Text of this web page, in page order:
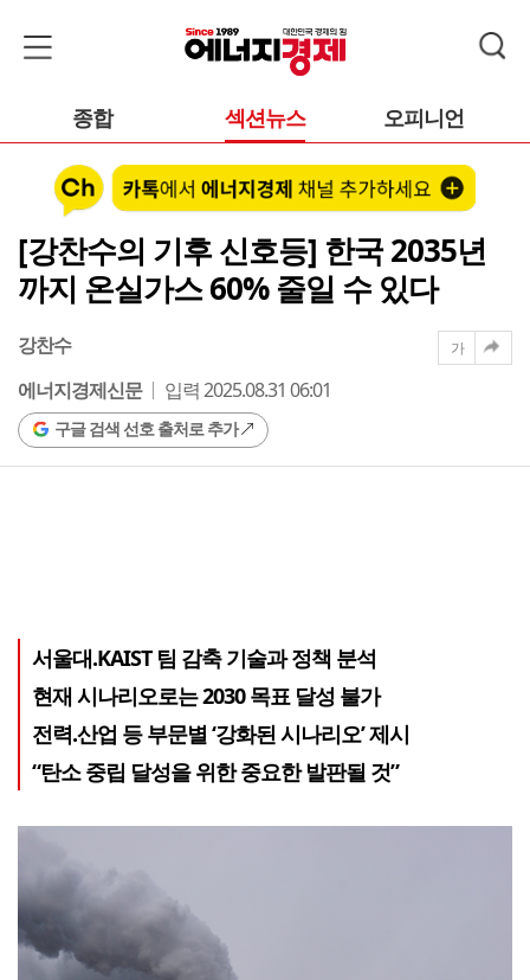
종합 섹션뉴스 오피니언
[강찬수의 기후 신호등] 한국 2035년
까지 온실가스 60% 줄일 수 있다
강찬수
에너지경제신문
입력 2025.08.31 06:01
구글 검색 선호 출처로 추가
가
서울대.KAIST 팀 감축 기술과 정책 분석
현재 시나리오로는 2030 목표 달성 불가
전력.산업 등 부문별 ‘강화된 시나리오’ 제시
“탄소 중립 달성을 위한 중요한 발판될 것”